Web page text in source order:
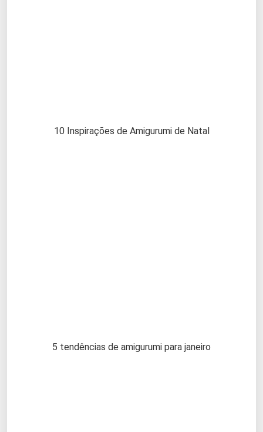
10 Inspirações de Amigurumi de Natal
5 tendências de amigurumi para janeiro